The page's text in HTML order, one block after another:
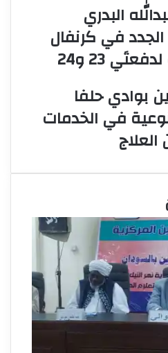
البدري
في كرنفال
23 و24
بوادي حلفا
في الخدمات